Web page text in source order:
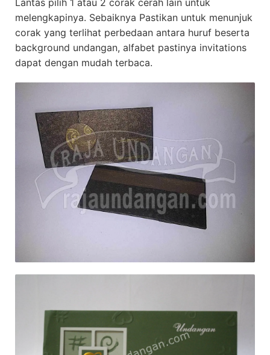
Lantas pilih 1 atau 2 corak cerah lain untuk
melengkapinya. Sebaiknya Pastikan untuk menunjuk
corak yang terlihat perbedaan antara huruf beserta
background undangan, alfabet pastinya invitations
dapat dengan mudah terbaca.